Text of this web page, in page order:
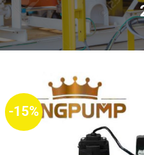
-15%